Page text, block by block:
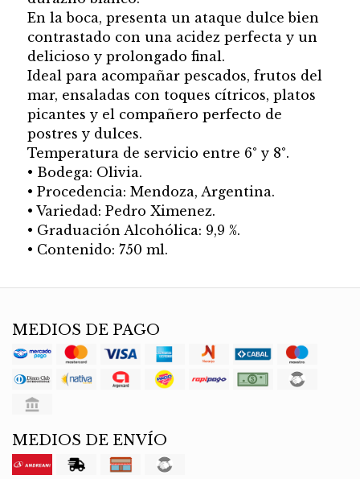
En la boca, presenta un ataque dulce bien
contrastado con una acidez perfecta y un
delicioso y prolongado final.
Ideal para acompañar pescados, frutos del
mar, ensaladas con toques cítricos, platos
picantes y el compañero perfecto de
postres y dulces.
Temperatura de servicio entre 6° y 8°.
• Bodega: Olivia.
• Procedencia: Mendoza, Argentina.
• Variedad: Pedro Ximenez.
• Graduación Alcohólica: 9,9 %.
• Contenido: 750 ml.
MEDIOS DE PAGO
MEDIOS DE ENVÍO